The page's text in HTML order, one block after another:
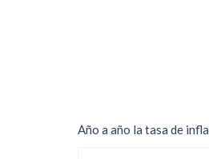
Año a año la tasa de